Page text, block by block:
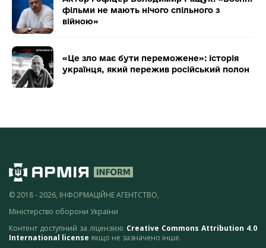
фільми не мають нічого спільного з
війною»
«Це зло має бути переможене»: історія
українця, який пережив російський полон
© 2018 - 2026, ІНФОРМАЦІЙНЕ АГЕНТСТВО,
Міністерство оборони України
Контент доступний за ліцензією Creative Commons Attribution 4.0
International license якщо не зазначено інше.